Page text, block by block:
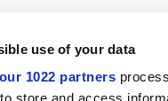
use of your data
our 1022 partners